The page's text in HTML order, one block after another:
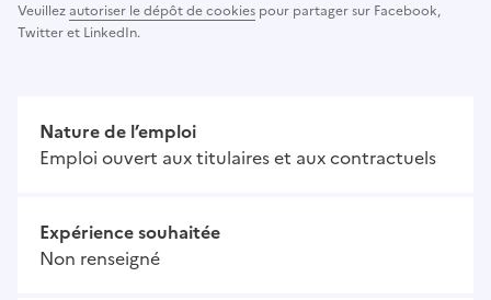
Veuillezautoriser le dépôt de cookies pour partager sur Facebook,
Twitter et LinkedIn.
Nature de l’emploi
Emploi ouvert aux titulaires et aux contractuels
Expérience souhaitée
Non renseigné